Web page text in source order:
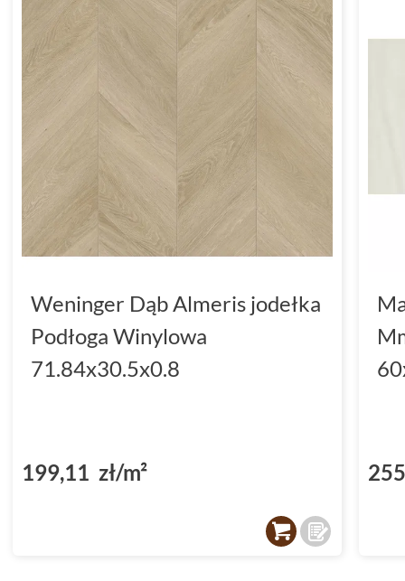
Weninger Dąb Almeris jodełka
Podłoga Winylowa
71.84x30.5x0.8
199,11 zł/m²